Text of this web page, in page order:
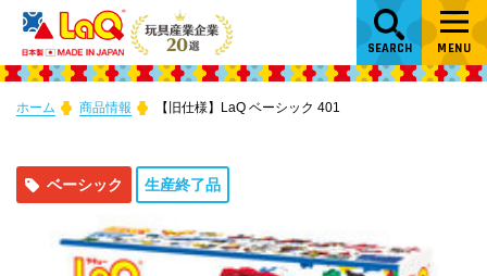
SEARCH MENU
ホーム 商品情報 【旧仕様】LaQ ベーシック 401
ベーシック 生産終了品